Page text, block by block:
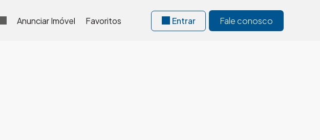
Fale conosco
Entrar
Favoritos
Anunciar Imóvel